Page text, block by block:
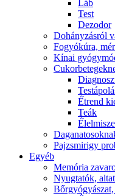
Láb
Test
Dezodor
Dohányzásról
Fogyókúra,
Kínai
É́trend
Teák
Pajzsmirigy
Egyéb
Memória
Nyugtatók,